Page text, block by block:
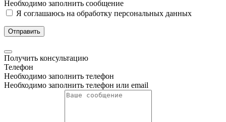
Необходимо заполнить сообщение
Я соглашаюсь на обработку персональных данных
Отправить
Получить консультацию
Телефон
Необходимо заполнить телефон
Необходимо заполнить телефон или email